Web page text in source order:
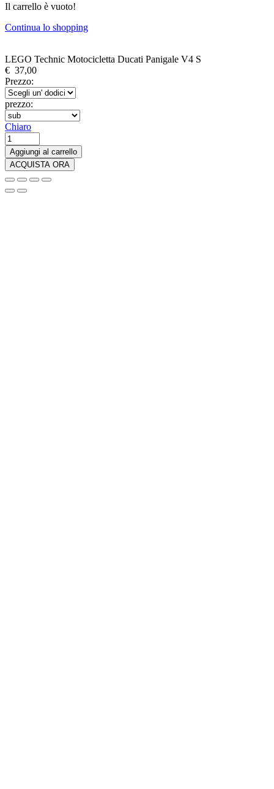
Il carrello è vuoto!
Continua lo shopping
LEGO Technic Motocicletta Ducati Panigale V4 S
€ 37,00
Prezzo:
prezzo:
Chiaro
LEGO
Technic
Motocicletta
Ducati
Panigale
V4
Aggiungi al carrello
ACQUISTA ORA